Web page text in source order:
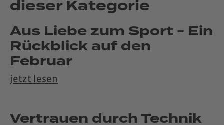
dieser Kategorie
Aus Liebe zum Sport - Ein
Rückblick auf den
Februar
jetzt lesen
Vertrauen durch Technik